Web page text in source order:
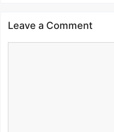
Leave a Comment